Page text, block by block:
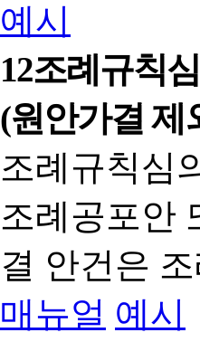
예시
12조례규칙
(원안가결 제
조례규칙심
조례공포안
결 안건은
매뉴얼 예시